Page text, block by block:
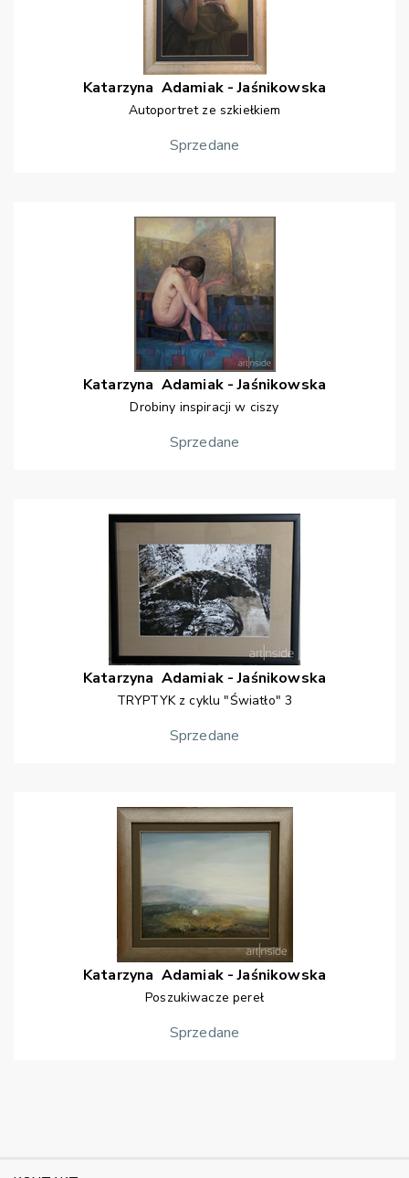
Katarzyna Adamiak - Jaśnikowska
Autoportret ze szkiełkiem
Sprzedane
Katarzyna Adamiak - Jaśnikowska
Drobiny inspiracji w ciszy
Sprzedane
Katarzyna Adamiak - Jaśnikowska
TRYPTYK z cyklu "Światło" 3
Sprzedane
Katarzyna Adamiak - Jaśnikowska
Poszukiwacze pereł
Sprzedane